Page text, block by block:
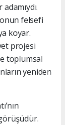
onun felsefi
koyar.
projesi
toplumsal
yeniden